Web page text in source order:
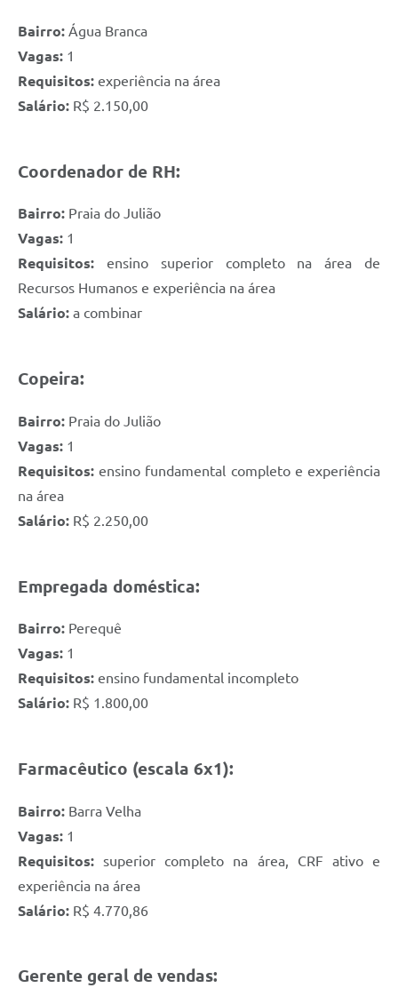
Bairro: Água Branca
Vagas: 1
Requisitos: experiência na área
Salário: R$ 2.150,00
Coordenador de RH:
Bairro: Praia do Julião
Vagas: 1
Requisitos: ensino superior completo na área de
Recursos Humanos e experiência na área
Salário: a combinar
Copeira:
Bairro: Praia do Julião
Vagas: 1
Requisitos:ensino fundamental completo e experiência
na área
Salário: R$ 2.250,00
Empregada doméstica:
Bairro: Perequê
Vagas: 1
Requisitos: ensino fundamental incompleto
Salário: R$ 1.800,00
Farmacêutico (escala 6x1):
Bairro: Barra Velha
Vagas: 1
Requisitos: superior completo na área, CRF ativo e
experiência na área
Salário: R$ 4.770,86
Gerente geral de vendas: